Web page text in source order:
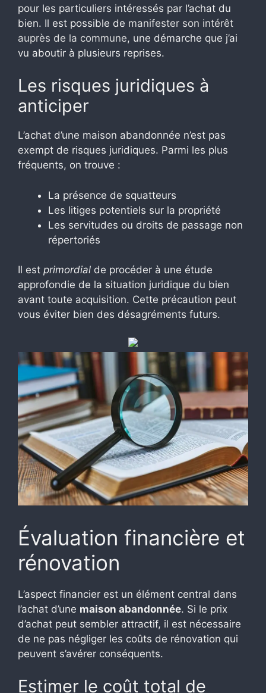
pour les particuliers intéressés par l’achat du
bien. Il est possible de manifester son intérêt
auprès de la commune, une démarche que j’ai
vu aboutir à plusieurs reprises.
Les risques juridiques à
anticiper
L’achat d’une maison abandonnée n’est pas
exempt de risques juridiques. Parmi les plus
fréquents, on trouve :
La présence de squatteurs
Les litiges potentiels sur la propriété
Les servitudes ou droits de passage non
répertoriés
Il est primordial de procéder à une étude
approfondie de la situation juridique du bien
avant toute acquisition. Cette précaution peut
vous éviter bien des désagréments futurs.
Évaluation financière et
rénovation
L’aspect financier est un élément central dans
l’achat d’une maison abandonnée. Si le prix
d’achat peut sembler attractif, il est nécessaire
de ne pas négliger les coûts de rénovation qui
peuvent s’avérer conséquents.
Estimer le coût total de